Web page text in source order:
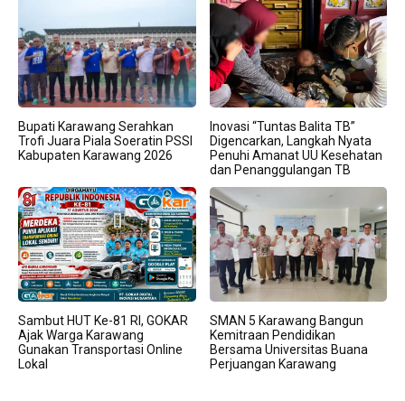
Bupati Karawang Serahkan
Trofi Juara Piala Soeratin PSSI
Kabupaten Karawang 2026
Inovasi “Tuntas Balita TB”
Digencarkan, Langkah Nyata
Penuhi Amanat UU Kesehatan
dan Penanggulangan TB
Sambut HUT Ke-81 RI, GOKAR
Ajak Warga Karawang
Gunakan Transportasi Online
Lokal
SMAN 5 Karawang Bangun
Kemitraan Pendidikan
Bersama Universitas Buana
Perjuangan Karawang